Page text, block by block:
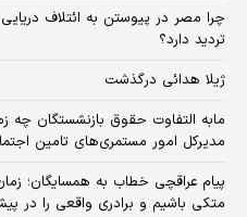
چرا مصر در پیوستن به ائتلاف دریایی
تردید دارد؟
ژیلا هدائی درگذشت
مابه التفاوت حقوق بازنشستگان
مدیرکل امور مستمری‌های تامین
پیام عراقچی خطاب به همسایگان؛
متکی باشیم و برادری واقعی را در